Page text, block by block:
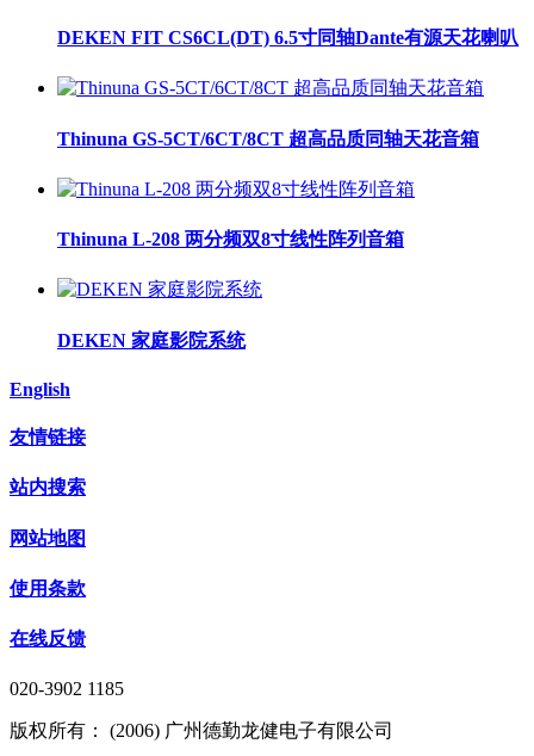
DEKEN FIT CS6CL(DT) 6.5寸同轴Dante有源天花喇叭
Thinuna GS-5CT/6CT/8CT 超高品质同轴天花音箱
Thinuna L-208 两分频双8寸线性阵列音箱
DEKEN 家庭影院系统
English
友情链接
站内搜索
网站地图
使用条款
在线反馈
020-3902 1185
版权所有： (2006) 广州德勤龙健电子有限公司